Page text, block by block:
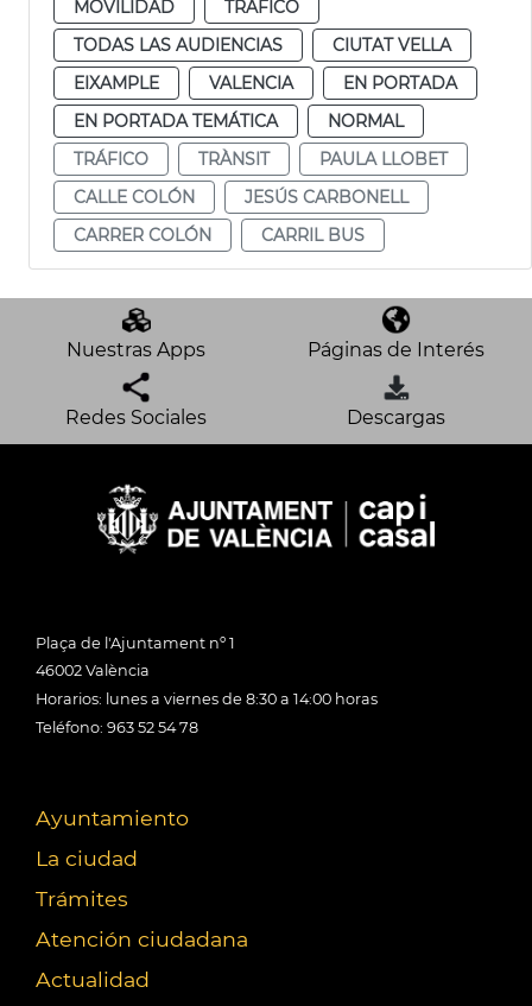
MOVILIDAD
TRÁFICO
TODAS LAS AUDIENCIAS
CIUTAT VELLA
EIXAMPLE
VALENCIA
EN PORTADA
EN PORTADA TEMÁTICA
NORMAL
TRÁFICO
TRÀNSIT
PAULA LLOBET
CALLE COLÓN
JESÚS CARBONELL
CARRER COLÓN
CARRIL BUS
Nuestras Apps Páginas de Interés
Redes Sociales Descargas
Plaça de l'Ajuntament nº 1
46002 València
Horarios: lunes a viernes de 8:30 a 14:00 horas
Teléfono: 963 52 54 78
Ayuntamiento
La ciudad
Trámites
Atención ciudadana
Actualidad